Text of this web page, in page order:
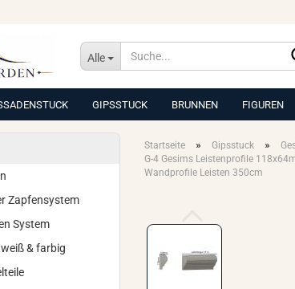
Alle
GIPSSTUCK BRUNNEN FIGUREN
Startseite » Gipsstuck »
G-4 Gesims Leistenprofile
Wandprofile Leisten 350cm
Zapfensystem
System
& farbig